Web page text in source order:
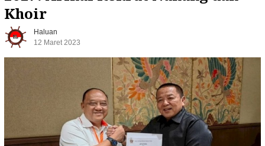
Khoir
Haluan
12 Maret 2023